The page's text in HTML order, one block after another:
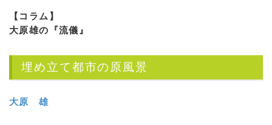
【コラム】
大原雄の『流儀』
埋め立て都市の原風景
大原 雄